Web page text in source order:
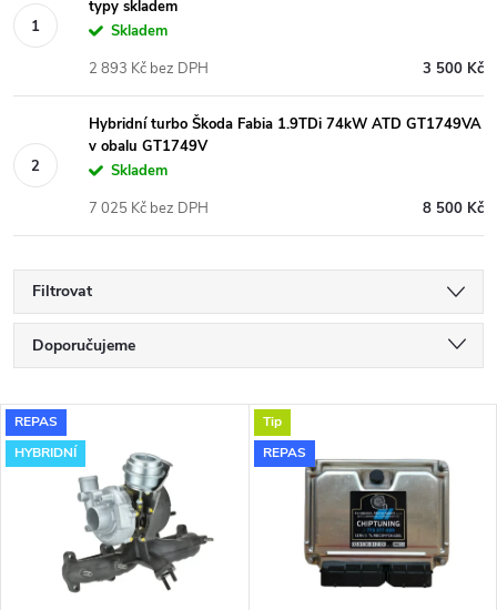
typy skladem
Skladem
3 500 Kč
2 893 Kč bez DPH
Hybridní turbo Škoda Fabia 1.9TDi 74kW ATD GT1749VA
v obalu GT1749V
Skladem
8 500 Kč
7 025 Kč bez DPH
Filtrovat
Ř
a
z
Doporučujeme
Nejdražší
Nejprodávanější
Abecedně
V
ý
REPAS
HYBRIDNÍ
Tip
REPAS